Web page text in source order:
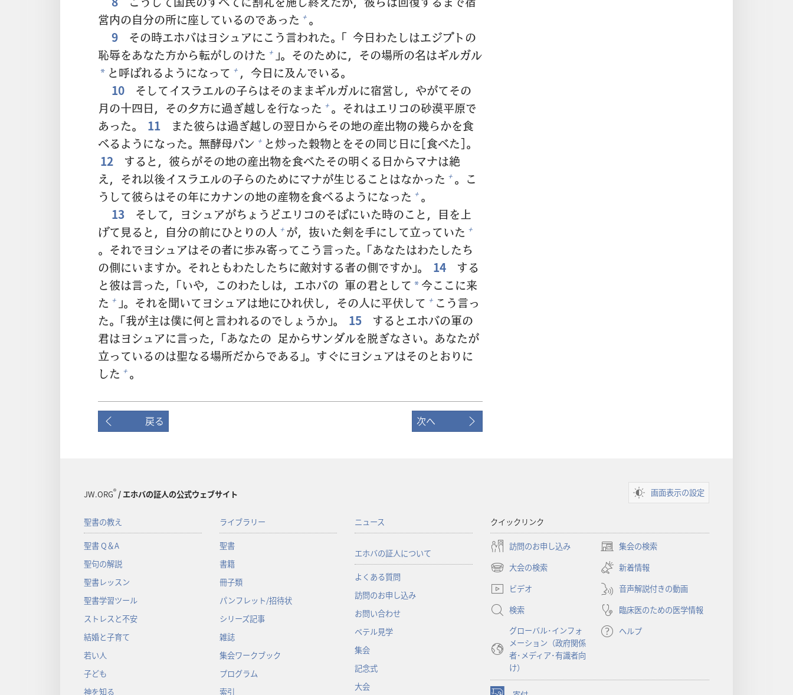
営内の自分の所に座しているのであった + 。
9
その時エホバはヨシュアにこう言われた。「 今日わたしはエジプトの
恥辱をあなた方から転がしのけた + 」。そのために，その場所の名はギルガル
* と呼ばれるようになって + ， 今日に及んでいる。
10
そしてイスラエルの子らはそのままギルガルに宿営し，やがてその
月の十四日，その夕方に過ぎ越しを行なった + 。それはエリコの砂漠平原で
あった。
11 また彼らは過ぎ越しの翌日からその地の産出物の幾らかを食
べるようになった。 無酵母パン + と炒った穀物とをその同じ日に[食べた]。
12
すると， 彼らがその地の産出物を食べたその明くる日からマナは絶
え，それ以後イスラエルの子らのためにマナが生じることはなかった + 。こ
うして彼らはその年にカナンの地の産物を食べるようになった + 。
13
そして，ヨシュアがちょうどエリコのそばにいた時のこと， 目を上
げて見ると， 自分の前にひとりの人 + が， 抜いた剣を手にして立っていた +
。それでヨシュアはその者に歩み寄ってこう言った。「あなたはわたしたち
の側にいますか。それともわたしたちに敵対する者の側ですか」。 14
する
と彼は言った，「いや，このわたしは，エホバの 軍の君として * 今ここに来
た + 」。それを聞いてヨシュアは地にひれ伏し，その人に平伏して + こう言っ
た。「我が主は僕に何と言われるのでしょうか」。 15 するとエホバの軍の
君はヨシュアに言った，「あなたの 足からサンダルを脱ぎなさい。あなたが
立っているのは聖なる場所だからである」。すぐにヨシュアはそのとおりに
した + 。
戻る 次へ
JW.ORG®/ エホバの証人の公式ウェブサイト 画面表示の設定
聖書の教え
聖書 Q＆A
聖句の解説
聖書レッスン
聖書学習ツール
ストレスと不安
結婚と子育て
若い人
子ども
神を知る
ライブラリー
聖書
書籍
冊子類
パンフレット/招待状
シリーズ記事
雑誌
集会ワークブック
プログラム
索引
ニュース
エホバの証人について
よくある質問
訪問のお申し込み
お問い合わせ
ベテル見学
集会
記念式
大会
クイックリンク
訪問のお申し込み 集会の検索
（新
し
い
タ
ブ
で
開
く）
大会の検索
（新
し
タ
開
新着情報
ビデオ
音声解説付きの動画
検索
臨床医のための医学情報
グローバル･インフォ
メーション（政府関係
者･メディア･有識者向
け）
ヘルプ